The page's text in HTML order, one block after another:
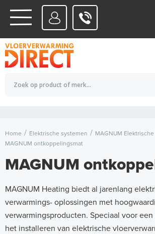
WATERSYSTEMEN
ELEKTRISCHE SYSTEMENTotaalbedrag (incl. BTW)
Home Elektrische systemen
MAGNUM
MAGNUM ontkoppelingsmat
MAGNUM
MAGNUM Heating biedt al jarenlang
verwarmings- oplossingen met
verwarmingsproducten. Speciaal voor
het installeren van elektrische